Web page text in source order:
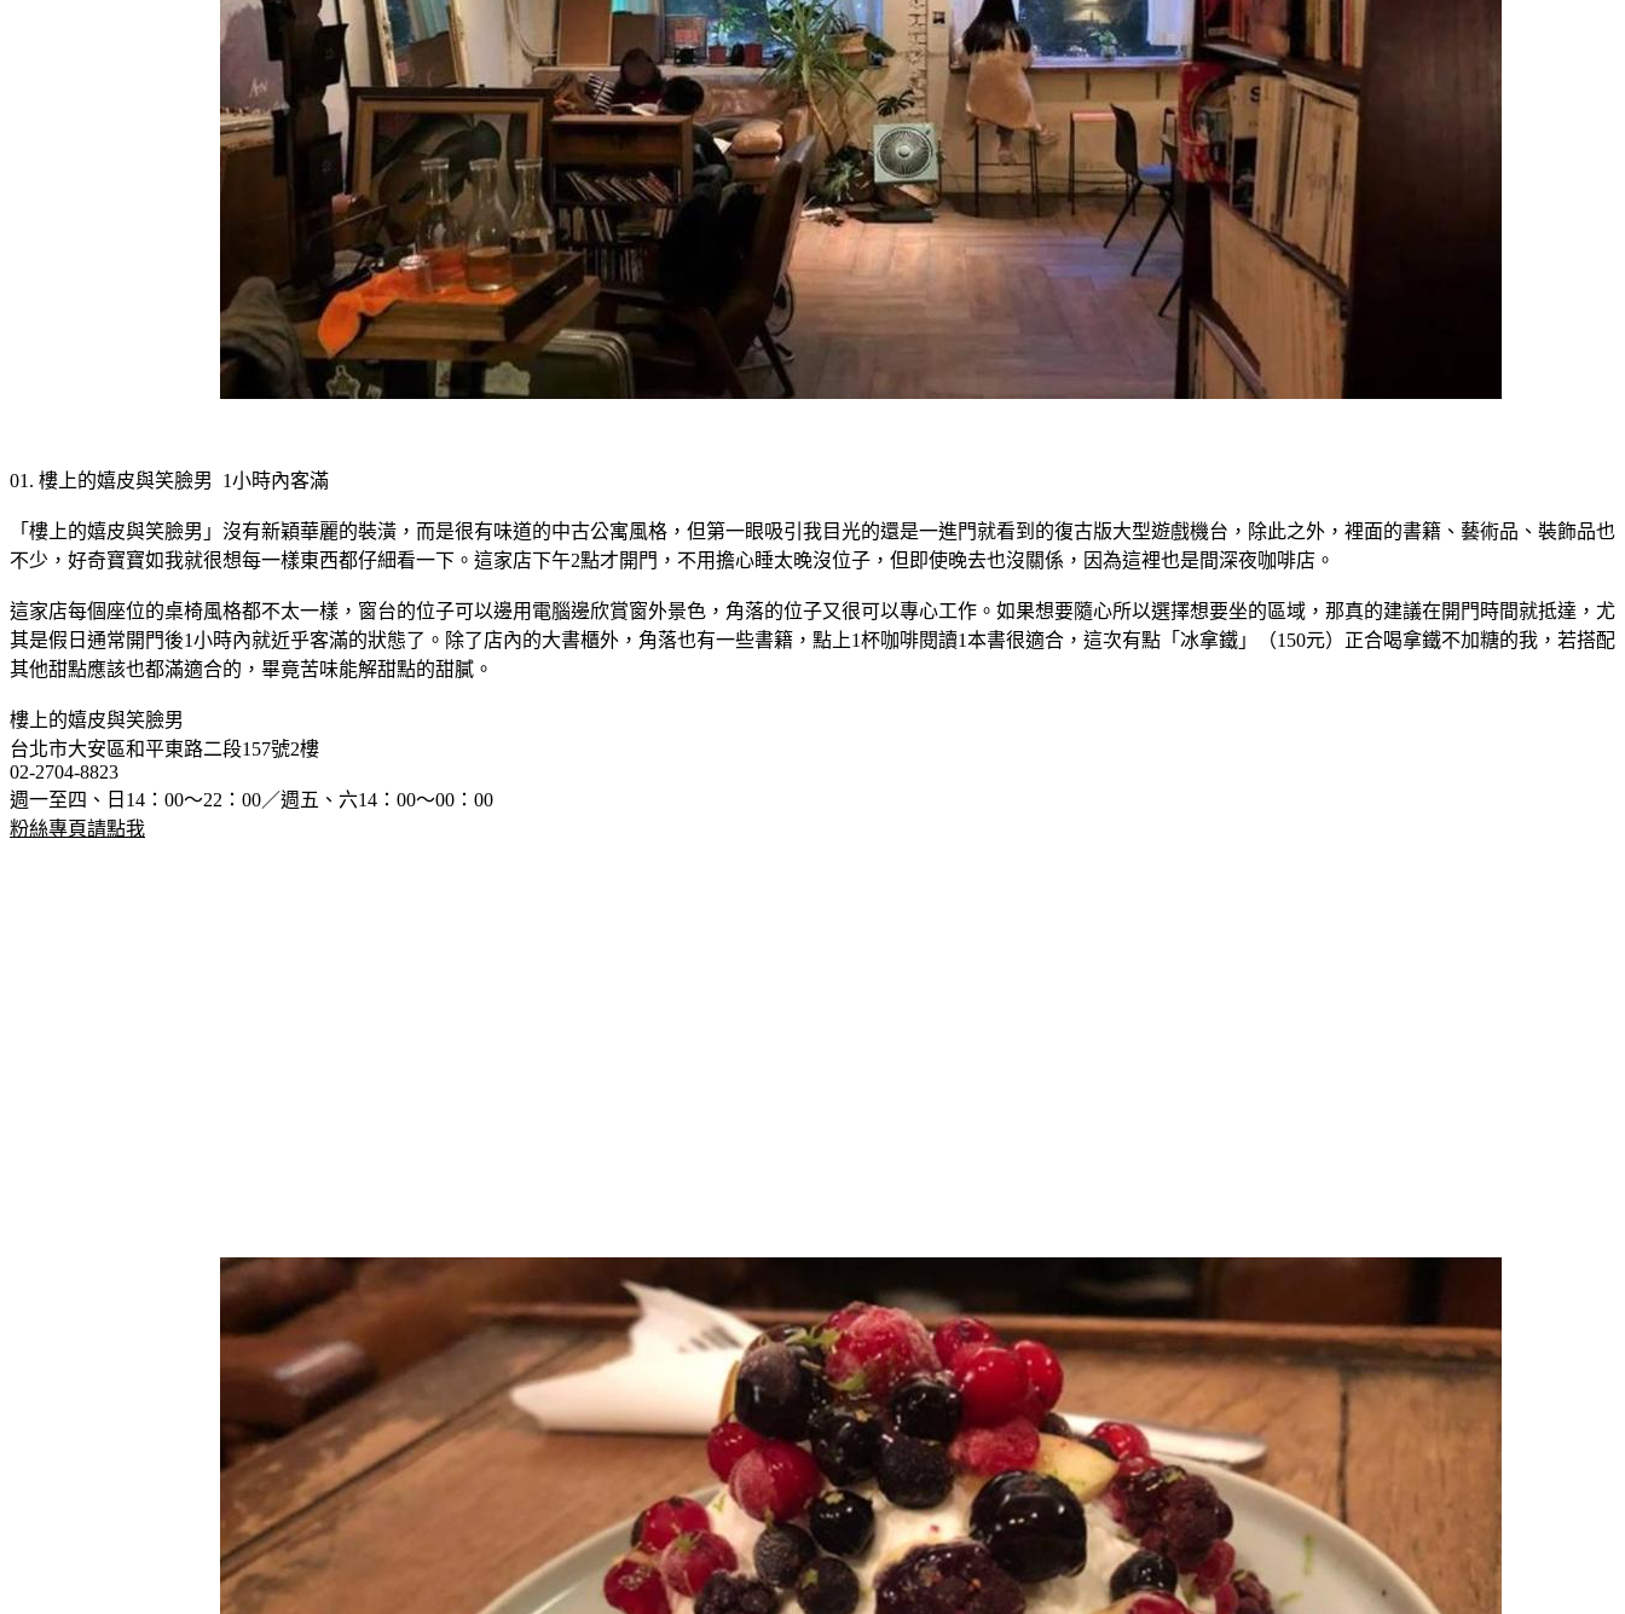
01. 樓上的嬉皮與笑臉男  1小時內客滿
「樓上的嬉皮與笑臉男」沒有新穎華麗的裝潢，而是很有味道的中古公寓風格，但第一眼吸引我目光的還是一進門就看到的復古版大型遊戲機台，除此之外，裡面的書籍、藝術品、裝飾品也
不少，好奇寶寶如我就很想每一樣東西都仔細看一下。這家店下午2點才開門，不用擔心睡太晚沒位子，但即使晚去也沒關係，因為這裡也是間深夜咖啡店。
這家店每個座位的桌椅風格都不太一樣，窗台的位子可以邊用電腦邊欣賞窗外景色，角落的位子又很可以專心工作。如果想要隨心所以選擇想要坐的區域，那真的建議在開門時間就抵達，尤
其是假日通常開門後1小時內就近乎客滿的狀態了。除了店內的大書櫃外，角落也有一些書籍，點上1杯咖啡閱讀1本書很適合，這次有點「冰拿鐵」（150元）正合喝拿鐵不加糖的我，若搭配
其他甜點應該也都滿適合的，畢竟苦味能解甜點的甜膩。
樓上的嬉皮與笑臉男
台北市大安區和平東路二段157號2樓
02-2704-8823
週一至四、日14：00～22：00／週五、六14：00～00：00
粉絲專頁請點我